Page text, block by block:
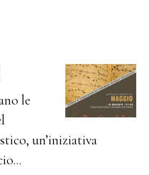
le
un’iniziativa